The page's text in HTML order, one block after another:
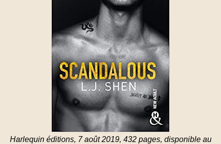
Harlequin éditions, 7 août 2019, 432 pages, disponible au